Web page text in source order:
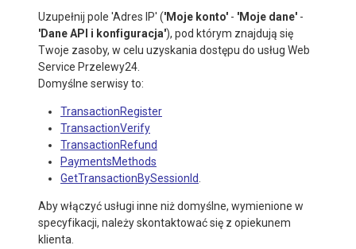
Uzupełnij pole 'Adres IP' ('Moje konto' - 'Moje dane' -
'Dane API i konfiguracja'), pod którym znajdują się
Twoje zasoby, w celu uzyskania dostępu do usług Web
Service Przelewy24.
Domyślne serwisy to:
TransactionRegister
TransactionVerify
TransactionRefund
PaymentsMethods
GetTransactionBySessionId
Aby włączyć usługi inne niż domyślne, wymienione w
specyfikacji, należy skontaktować się z opiekunem
klienta.